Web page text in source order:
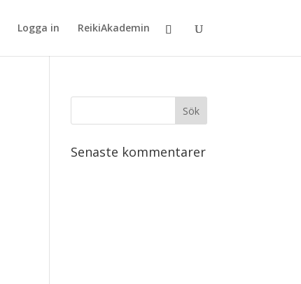
Logga in ReikiAkademin
Senaste kommentarer